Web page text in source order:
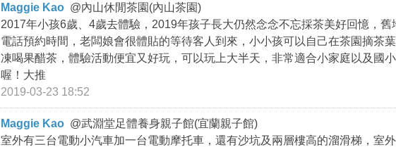
Maggie Kao @內山休閒茶園(內山茶園)
2017年小孩6歲、4歲去體驗，2019年孩子長大仍然念念不忘採茶美好回憶，
電話預約時間，老闆娘會很體貼的等待客人到來，小小孩可以自己在茶園摘茶
凍喝果醋茶，體驗活動便宜又好玩，可以玩上大半天，非常適合小家庭以及國
喔！大推
2019-03-23 18:52
Maggie Kao @武淵堂足體養身親子館(宜蘭親子館)
室外有三台電動小汽車加一台電動摩托車，還有沙坑及兩層樓高的溜滑梯，室